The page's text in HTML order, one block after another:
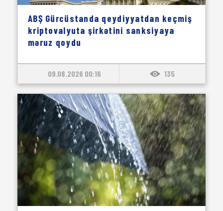
ABŞ Gürcüstanda qeydiyyatdan keçmiş
kriptovalyuta şirkətini sanksiyaya
məruz qoydu
09.08.2026 00:16 135